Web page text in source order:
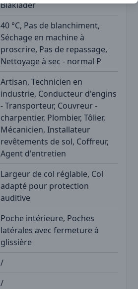
Blåkläder
40 °C, Pas de blanchiment,
Séchage en machine à
proscrire, Pas de repassage,
Nettoyage à sec - normal P
Artisan, Technicien en
industrie, Conducteur d'engins
- Transporteur, Couvreur -
charpentier, Plombier, Tôlier,
Mécanicien, Installateur
revêtements de sol, Coffreur,
Agent d'entretien
Largeur de col réglable, Col
adapté pour protection
auditive
Poche intérieure, Poches
latérales avec fermeture à
glissière
/
/